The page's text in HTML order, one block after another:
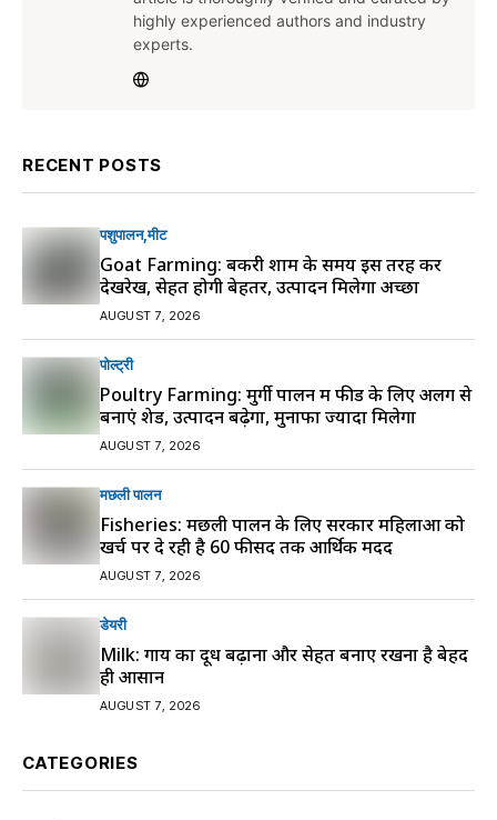
highly experienced authors and industry
experts.
RECENT POSTS
पशुपालन मीट
Goat Farming: बकरी शाम के समय इस तरह करें
देखरेख, सेहत होगी बेहतर, उत्पादन मिलेगा अच्छा
AUGUST 7, 2026
पोल्ट्री
Poultry Farming: मुर्गी पालन में फीड के लिए अलग से
बनाएं शेड, उत्पादन बढ़ेगा, मुनाफा ज्यादा मिलेगा
AUGUST 7, 2026
मछली पालन
Fisheries: मछली पालन के लिए सरकार महिलाओं को
खर्च पर दे रही है 60 फीसद तक आर्थिक मदद
AUGUST 7, 2026
डेयरी
Milk: गाय का दूध बढ़ाना और सेहत बनाए रखना है बेहद
ही आसान
AUGUST 7, 2026
CATEGORIES